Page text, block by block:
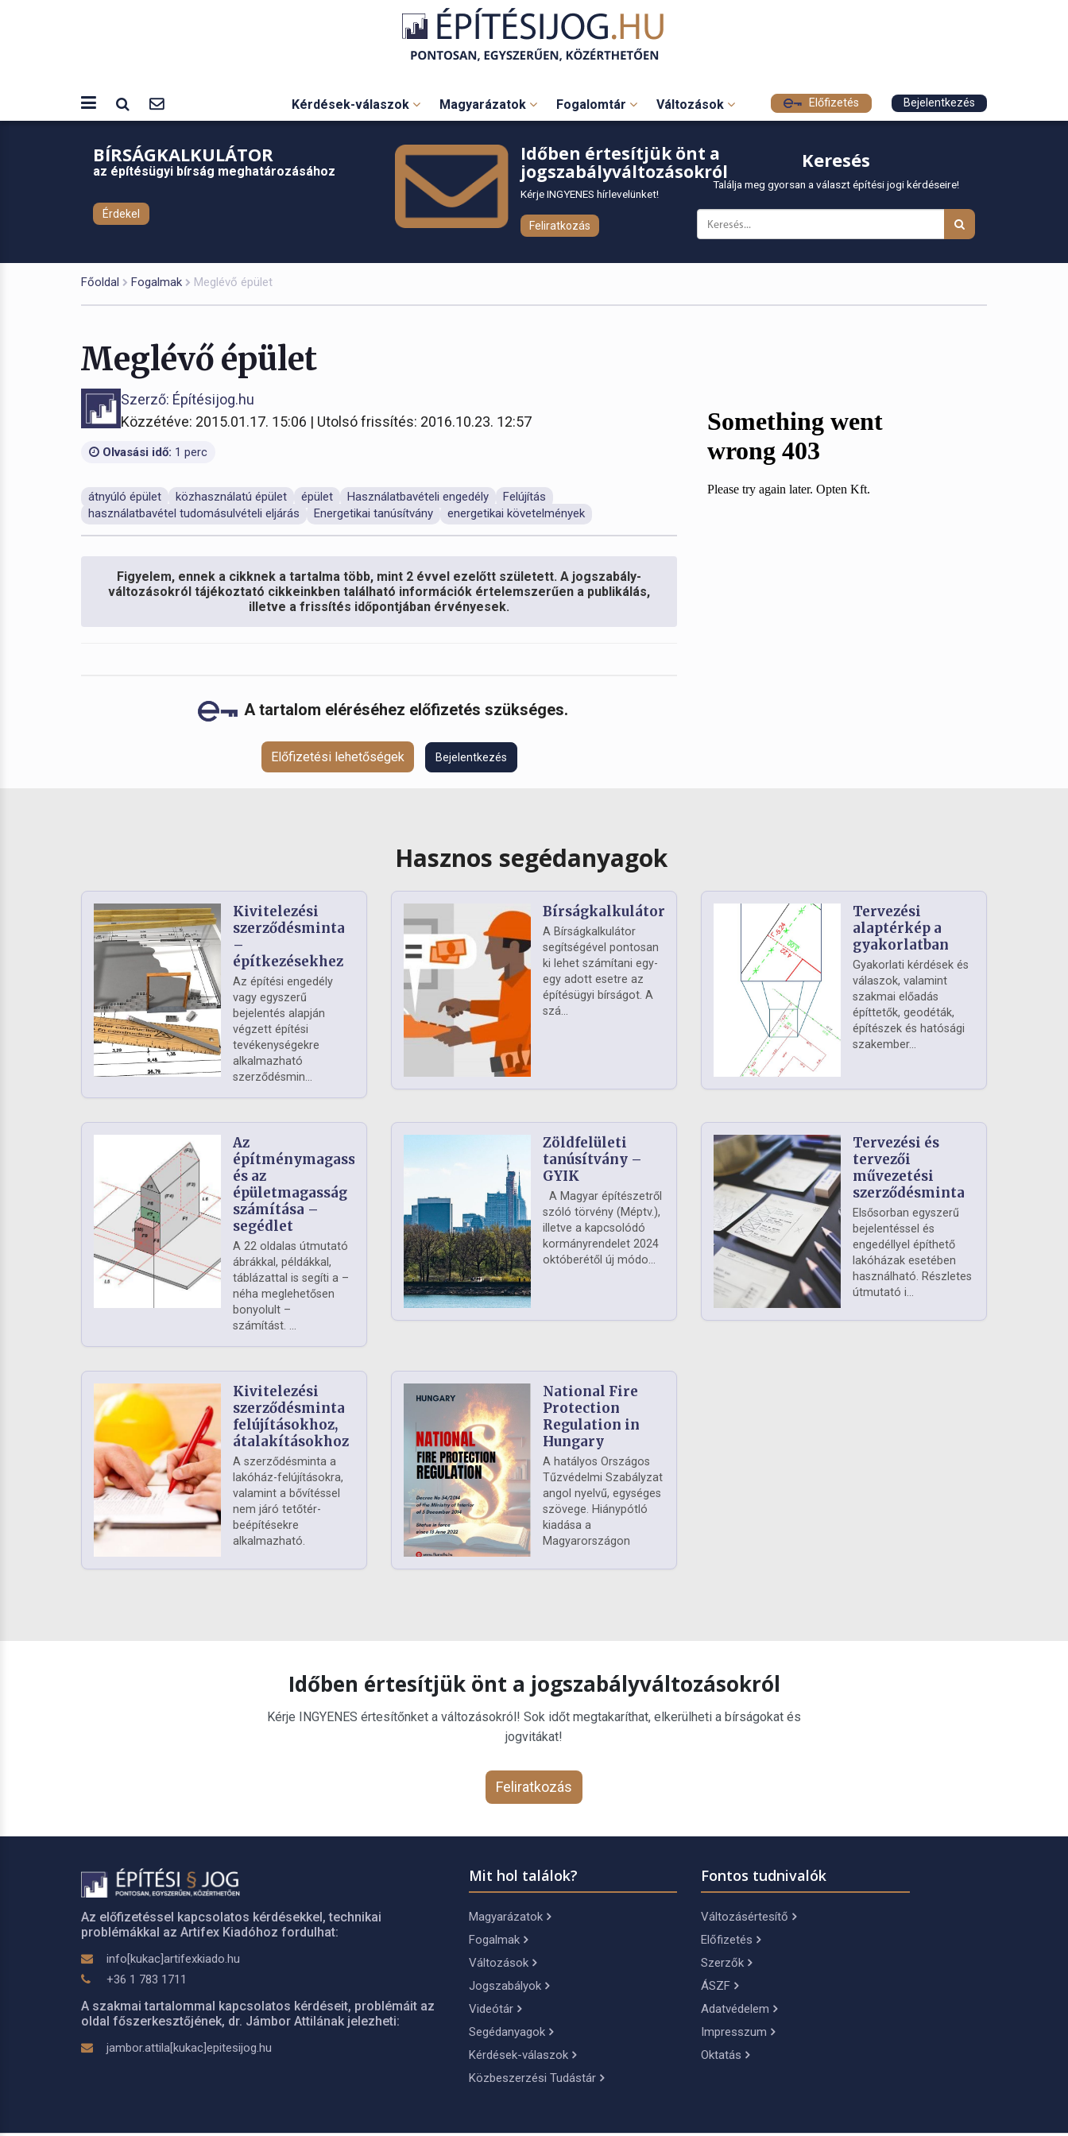
Kérdések-válaszok Magyarázatok Fogalomtár Változások Előfizetés Bejelentkezés
BÍRSÁGKALKULÁTOR
az építésügyi bírság meghatározásához
Érdekel
Időben értesítjük önt a
jogszabályváltozásokról
Kérje INGYENES hírlevelünket!
Feliratkozás
Keresés
Találja meg gyorsan a választ építési jogi kérdéseire!
Főoldal Fogalmak Meglévő épület
Meglévő épület
Szerző: Építésijog.hu
Közzétéve: 2015.01.17. 15:06 | Utolsó frissítés: 2016.10.23. 12:57
Olvasási idő: 1 perc
átnyúló épület közhasználatú épület épület Használatbavételi engedély
Felújítás
használatbavétel tudomásulvételi eljárás
Energetikai tanúsítvány energetikai követelmények
Figyelem, ennek a cikknek a tartalma több, mint 2 évvel ezelőtt született. A jogszabály-
változásokról tájékoztató cikkeinkben található információk értelemszerűen a publikálás,
illetve a frissítés időpontjában érvényesek.
A tartalom eléréséhez előfizetés szükséges.
Előfizetési lehetőségek Bejelentkezés
Hasznos segédanyagok
Kivitelezési
szerződésminta
–
építkezésekhez
Az építési engedély
vagy egyszerű
bejelentés alapján
végzett építési
tevékenységekre
alkalmazható
szerződésmin...
Bírságkalkulátor
A Bírságkalkulátor
segítségével pontosan
ki lehet számítani egy-
egy adott esetre az
építésügyi bírságot. A
szá...
Tervezési
alaptérkép a
gyakorlatban
Gyakorlati kérdések és
válaszok, valamint
szakmai előadás
építtetők, geodéták,
építészek és hatósági
szakember...
Az
építménymagasság
és az
épületmagasság
számítása –
segédlet
A 22 oldalas útmutató
ábrákkal, példákkal,
táblázattal is segíti a –
néha meglehetősen
bonyolult –
számítást. ...
Zöldfelületi
tanúsítvány –
GYIK
A Magyar építészetről
szóló törvény (Méptv.),
illetve a kapcsolódó
kormányrendelet 2024
októberétől új módo...
Tervezési és
tervezői
művezetési
szerződésminta
Elsősorban egyszerű
bejelentéssel és
engedéllyel építhető
lakóházak esetében
használható. Részletes
útmutató i...
Kivitelezési
szerződésminta
felújításokhoz,
átalakításokhoz
A szerződésminta a
lakóház-felújításokra,
valamint a bővítéssel
nem járó tetőtér-
beépítésekre
alkalmazható.
National Fire
Protection
Regulation in
Hungary
A hatályos Országos
Tűzvédelmi Szabályzat
angol nyelvű, egységes
szövege. Hiánypótló
kiadása a
Magyarországon
Időben értesítjük önt a jogszabályváltozásokról
Kérje INGYENES értesítőnket a változásokról! Sok időt megtakaríthat, elkerülheti a bírságokat és
jogvitákat!
Feliratkozás
Az előfizetéssel kapcsolatos kérdésekkel, technikai
problémákkal az Artifex Kiadóhoz fordulhat:
info[kukac]artifexkiado.hu
+36 1 783 1711
A szakmai tartalommal kapcsolatos kérdéseit, problémáit az
oldal főszerkesztőjének, dr. Jámbor Attilának jelezheti:
jambor.attila[kukac]epitesijog.hu
Mit hol találok?
Magyarázatok
Fogalmak
Változások
Jogszabályok
Videótár
Segédanyagok
Kérdések-válaszok
Közbeszerzési Tudástár
Fontos tudnivalók
Változásértesítő
Előfizetés
Szerzők
ÁSZF
Adatvédelem
Impresszum
Oktatás